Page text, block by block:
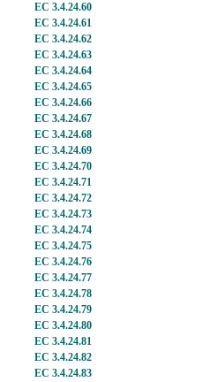
EC 3.4.24.60
EC 3.4.24.61
EC 3.4.24.62
EC 3.4.24.63
EC 3.4.24.64
EC 3.4.24.65
EC 3.4.24.66
EC 3.4.24.67
EC 3.4.24.68
EC 3.4.24.69
EC 3.4.24.70
EC 3.4.24.71
EC 3.4.24.72
EC 3.4.24.73
EC 3.4.24.74
EC 3.4.24.75
EC 3.4.24.76
EC 3.4.24.77
EC 3.4.24.78
EC 3.4.24.79
EC 3.4.24.80
EC 3.4.24.81
EC 3.4.24.82
EC 3.4.24.83